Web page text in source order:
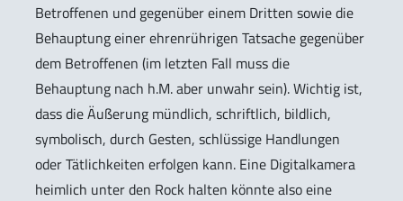
Betroffenen und gegenüber einem Dritten sowie die
Behauptung einer ehrenrührigen Tatsache gegenüber
dem Betroffenen (im letzten Fall muss die
Behauptung nach h.M. aber unwahr sein). Wichtig ist,
dass die Äußerung mündlich, schriftlich, bildlich,
symbolisch, durch Gesten, schlüssige Handlungen
oder Tätlichkeiten erfolgen kann. Eine Digitalkamera
heimlich unter den Rock halten könnte also eine